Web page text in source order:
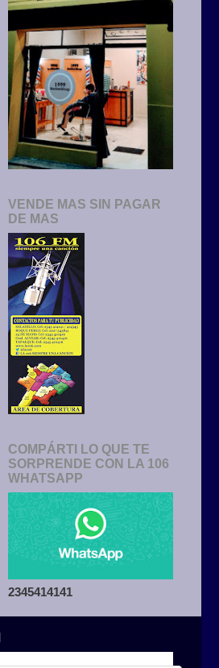
VENDE MAS SIN PAGAR
DE MAS
COMPÁRTI LO QUE TE
SORPRENDE CON LA 106
WHATSAPP
2345414141